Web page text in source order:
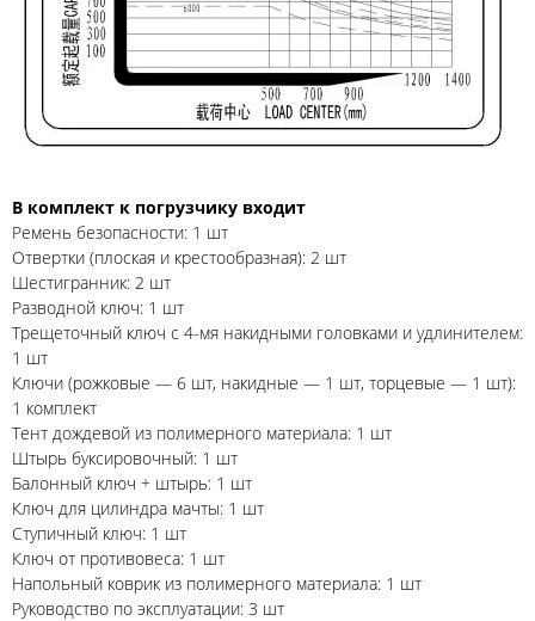
В комплект к погрузчику входит
Ремень безопасности: 1 шт
Отвертки (плоская и крестообразная): 2 шт
Шестигранник: 2 шт
Разводной ключ: 1 шт
Трещеточный ключ с 4-мя накидными головками и удлинителем:
1 шт
Ключи (рожковые — 6 шт, накидные — 1 шт, торцевые — 1 шт):
1 комплект
Тент дождевой из полимерного материала: 1 шт
Штырь буксировочный: 1 шт
Балонный ключ + штырь: 1 шт
Ключ для цилиндра мачты: 1 шт
Ступичный ключ: 1 шт
Ключ от противовеса: 1 шт
Напольный коврик из полимерного материала: 1 шт
Руководство по эксплуатации: 3 шт